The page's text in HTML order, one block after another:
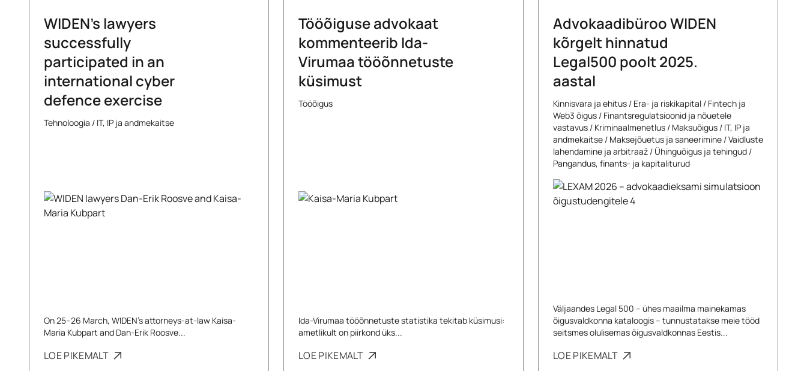
WIDEN’s lawyers
successfully
participated in an
international cyber
defence exercise
Tehnoloogia / IT, IP ja andmekaitse
On 25–26 March, WIDEN’s attorneys-at-law Kaisa-
Maria Kubpart and Dan-Erik Roosve...
LOE PIKEMALT
Tööõiguse advokaat
kommenteerib Ida-
Virumaa tööõnnetuste
küsimust
Tööõigus
Ida-Virumaa tööõnnetuste statistika tekitab küsimusi:
ametlikult on piirkond üks...
LOE PIKEMALT
Advokaadibüroo WIDEN
kõrgelt hinnatud
Legal500 poolt 2025.
aastal
Kinnisvara ja ehitus / Era- ja riskikapital / Fintech ja
Web3 õigus / Finantsregulatsioonid ja nõuetele
vastavus / Kriminaalmenetlus / Maksuõigus / IT, IP ja
andmekaitse / Maksejõuetus ja saneerimine /Vaidluste
lahendamine ja arbitraaž / Ühinguõigus ja tehingud /
Pangandus, finants- ja kapitaliturud
Väljaandes Legal 500 – ühes maailma mainekamas
õigusvaldkonna kataloogis – tunnustatakse meie tööd
seitsmes olulisemas õigusvaldkonnas Eestis...
LOE PIKEMALT